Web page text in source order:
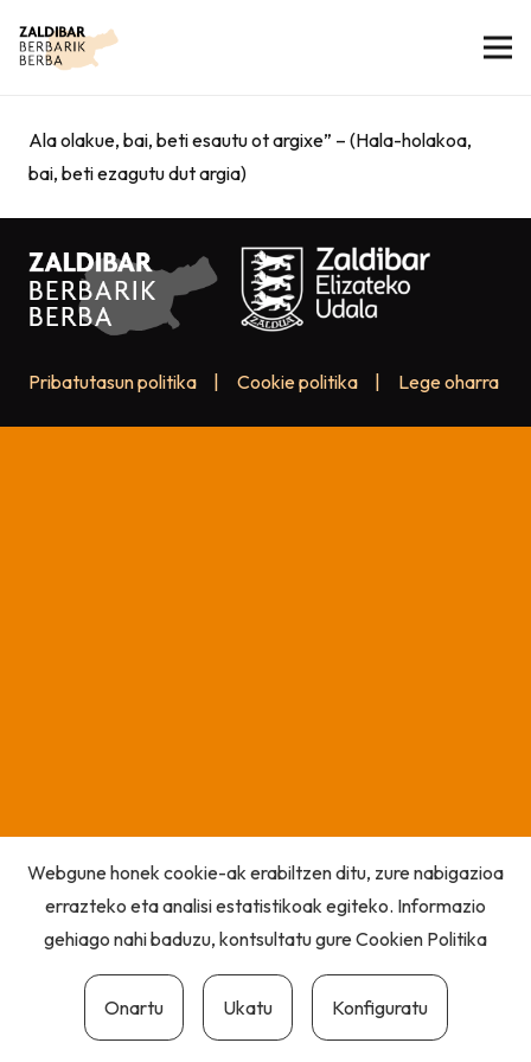
Ala olakue, bai, beti esautu ot argixe” – (Hala-holakoa,
bai, beti ezagutu dut argia)
Pribatutasun politika Cookie politika Lege oharra
Webgune honek cookie-ak erabiltzen ditu, zure nabigazioa
errazteko eta analisi estatistikoak egiteko. Informazio
gehiago nahi baduzu, kontsultatu gureCookien Politika
Onartu Ukatu Konfiguratu